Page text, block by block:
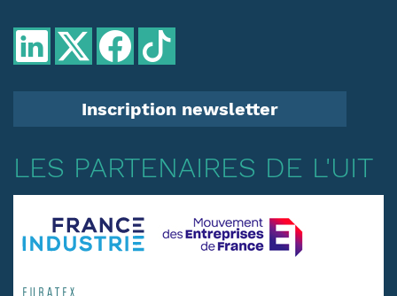
Inscription newsletter
LES PARTENAIRES DE L'UIT